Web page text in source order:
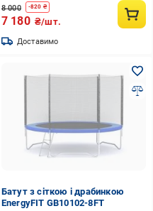
8 000 -820 ₴
7 180 ₴/шт.
Доставимо
Батут з сіткою і драбинкою
EnergyFIT GB10102-8FT